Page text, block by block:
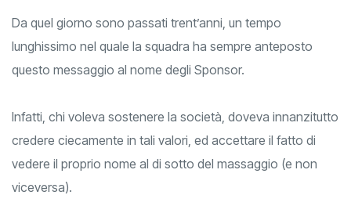
Da quel giorno sono passati trent’anni, un tempo
lunghissimo nel quale la squadra ha sempre anteposto
Infatti, chi voleva sostenere la società, doveva innanzitutto
credere ciecamente in tali valori, ed accettare il fatto di
vedere il proprio nome al di sotto del massaggio (e non